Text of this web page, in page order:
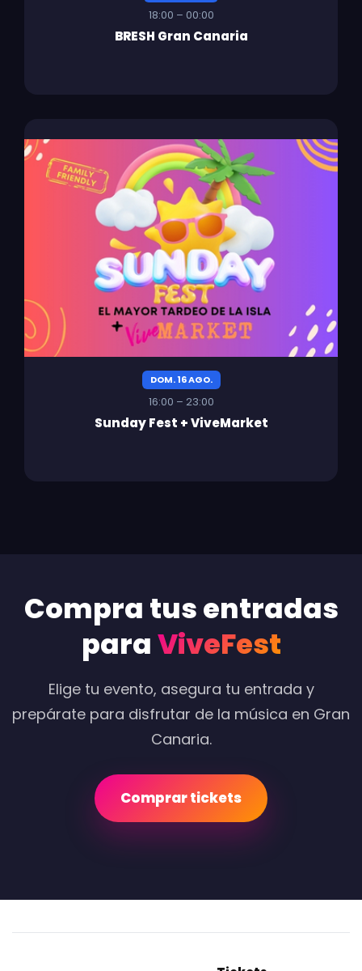
18:00 – 00:00
BRESH Gran Canaria
DOM. 16 AGO.
16:00 – 23:00
Sunday Fest + ViveMarket
Compra tus entradas
paraViveFest
Elige tu evento, asegura tu entrada y
prepárate para disfrutar de la música en Gran
Canaria.
Comprar tickets